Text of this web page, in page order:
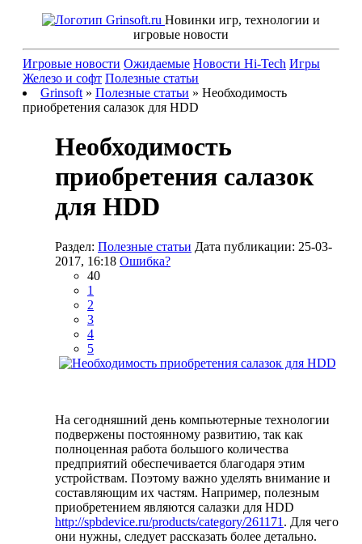
Новинки игр, технологии и
игровые новости
Игровые новости Ожидаемые Новости Hi-Tech Игры
Железо и софт Полезные статьи
Grinsoft » Полезные статьи » Необходимость
приобретения салазок для HDD
Необходимость
приобретения салазок
для HDD
Раздел: Полезные статьи Дата публикации: 25-03-
2017, 16:18 Ошибка?
40
1
2
3
4
5
На сегодняшний день компьютерные технологии
подвержены постоянному развитию, так как
полноценная работа большого количества
предприятий обеспечивается благодаря этим
устройствам. Поэтому важно уделять внимание и
составляющим их частям. Например, полезным
приобретением являются салазки для HDD
http://spbdevice.ru/products/category/261171 . Для чего
они нужны, следует рассказать более детально.